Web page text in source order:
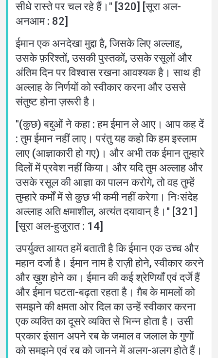
सीधे रास्ते पर चल रहे हैं।" [320] [सूरा अल-
अनआम : 82]
ईमान एक अनदेखा मुद्दा है, जिसके लिए अल्लाह,
उसके फ़रिश्तों, उसकी पुस्तकों, उसके रसूलों और
अंतिम दिन पर विश्वास रखना आवश्यक है। साथ ही
अल्लाह के निर्णयों को स्वीकार करना और उससे
संतुष्ट होना ज़रूरी है।
''(कुछ) बद्दुओं ने कहा : हम ईमान ले आए। आप कह दें
: तुम ईमान नहीं लाए। परंतु यह कहो कि हम इस्लाम
लाए (आज्ञाकारी हो गए)। और अभी तक ईमान तुम्हारे
दिलों में प्रवेश नहीं किया। और यदि तुम अल्लाह और
उसके रसूल की आज्ञा का पालन करोगे, तो वह तुम्हें
तुम्हारे कर्मों में से कुछ भी कमी नहीं करेगा। निःसंदेह
अल्लाह अति क्षमाशील, अत्यंत दयावान् है।'' [321]
[सूरा अल-हुजुरात : 14]
उपर्युक्त आयत हमें बताती है कि ईमान एक उच्च और
महान दर्जा है। ईमान नाम है राज़ी होने, स्वीकार करने
और ख़ुश होने का। ईमान की कई श्रेणियाँ एवं दर्जे हैं
और ईमान घटता-बढ़ता रहता है। ग़ैब के मामलों को
समझने की क्षमता ओर दिल का उन्हें स्वीकार करना
एक व्यक्ति का दूसरे व्यक्ति से भिन्न होता है। उसी
प्रकार इंसान अपने रब के जमाल व जलाल के गुणों
को समझने एवं रब को जानने में अलग-अलग होते हैं।